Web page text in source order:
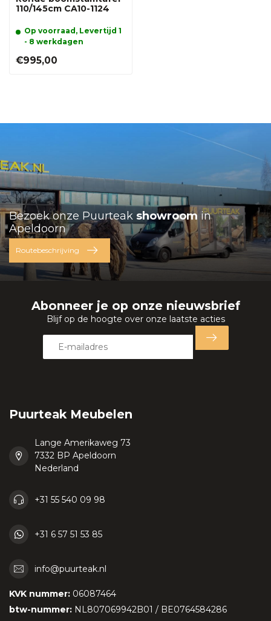
110/145cm CA10-1124
Op voorraad, Levertijd 1
- 8 werkdagen
€995,00
Bezoek onze Puurteak showroom in
Apeldoorn
Routebeschrijving
Abonneer je op onze nieuwsbrief
Blijf op de hoogte over onze laatste acties
Puurteak Meubelen
Lange Amerikaweg 73
7332 BP Apeldoorn
Nederland
+31 55 540 09 98
+31 6 57 51 53 85
info@puurteak.nl
KVK nummer: 06087464
btw-nummer: NL807069942B01 / BE0764584286